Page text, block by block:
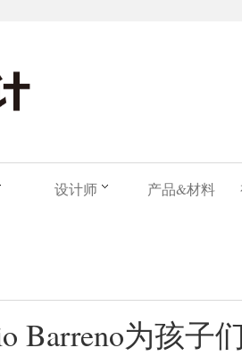
设计师 产品&材料
Barreno为孩子